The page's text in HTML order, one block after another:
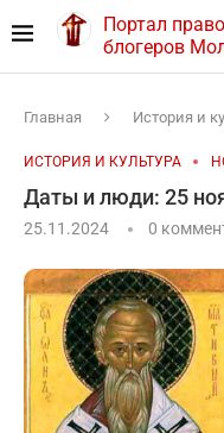
Портал
блогеров
Главная История и
ИСТОРИЯ И КУЛЬТУРА
Даты и люди: 25
25.11.2024 0